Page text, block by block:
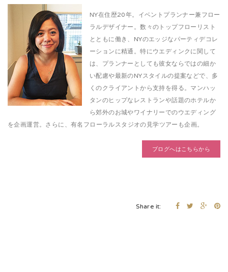
NY在住歴20年。イベントプランナー兼フロー
ラルデザイナー。数々のトップフローリスト
とともに働き、NYのエッジなパーティデコレ
ーションに精通。特にウエディンクに関して
は、プランナーとしても彼女ならではの細か
い配慮や最新のNYスタイルの提案などで、多
くのクライアントから支持を得る。マンハッ
タンのヒップなレストランや話題のホテルか
ら郊外のお城やワイナリーでのウエディング
を企画運営。さらに、有名フローラルスタジオの見学ツアーも企画。
ブログへはこちらから
Share it: